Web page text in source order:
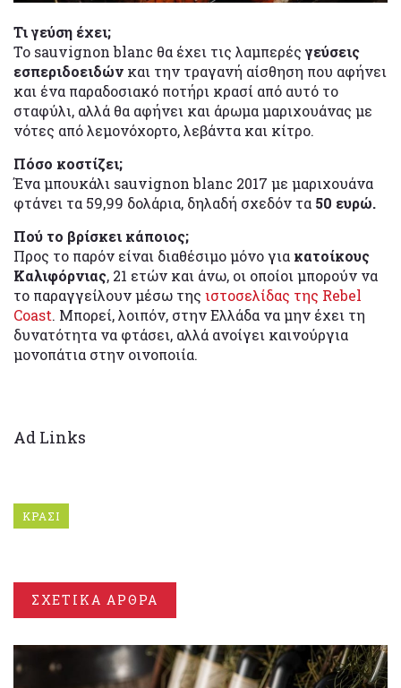
Τι γεύση έχει;
To sauvignon blanc θα έχει τις λαμπερές γεύσεις
εσπεριδοειδών και την τραγανή αίσθηση που αφήνει
και ένα παραδοσιακό ποτήρι κρασί από αυτό το
σταφύλι, αλλά θα αφήνει και άρωμα μαριχουάνας με
νότες από λεμονόχορτο, λεβάντα και κίτρο.
Πόσο κοστίζει;
Ένα μπουκάλι sauvignon blanc 2017 με μαριχουάνα
φτάνει τα 59,99 δολάρια, δηλαδή σχεδόν τα 50 ευρώ.
Πού το βρίσκει κάποιος;
Προς το παρόν είναι διαθέσιμο μόνο για κατοίκους
Καλιφόρνιας, 21 ετών και άνω, οι οποίοι μπορούν να
το παραγγείλουν μέσω της ιστοσελίδας της Rebel
Coast. Μπορεί, λοιπόν, στην Ελλάδα να μην έχει τη
δυνατότητα να φτάσει, αλλά ανοίγει καινούργια
μονοπάτια στην οινοποιία.
Ad Links
ΚΡΑΣΙ
ΣΧΕΤΙΚΑ ΑΡΘΡΑ